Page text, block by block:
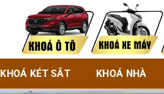
KHOÁ KÉT SẮT KHOÁ NHÀ